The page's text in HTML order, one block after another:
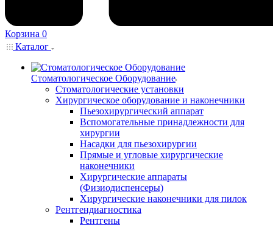
Корзина 0
Каталог
Стоматологическое Оборудование
Стоматологические установки
Хирургическое оборудование и наконечники
Пьезохирургический аппарат
Вспомогательные принадлежности для
хирургии
Насадки для пьезохирургии
Прямые и угловые хирургические
наконечники
Хирургические аппараты
(Физиодиспенсеры)
Хирургические наконечники для пилок
Рентгендиагностика
Рентгены